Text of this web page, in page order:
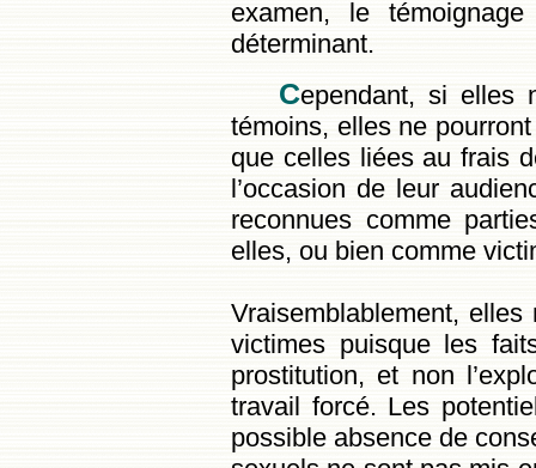
examen, le
déterminant.
Cependant, si elles
témoins, elles ne
que celles liées au frais
l’occasion de leur
reconnues comme
elles, ou bien comme
Vraisemblablement,
victimes puisque les
prostitution, et non
travail forcé. Les
possible absence de